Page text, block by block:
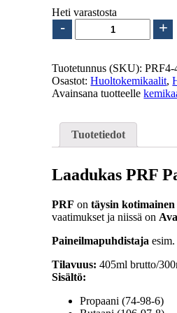
Heti varastosta
-
4-
Painepuhdistaja
405ml
määrä
+
Tuotetunnus (SKU):PRF4-
Osastot:Huoltokemikaalit,
Avainsana tuotteelle
Tuotetiedot
Laadukas PRF
PRF ontäysin kotimainen
vaatimukset ja niissä on
Paineilmapuhdistaja
Tilavuus: 405ml brutto/
Sisältö:
Propaani (74-98-6)